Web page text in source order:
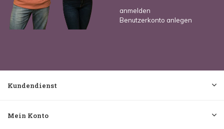
anmelden
Benutzerkonto anlegen
Kundendienst
Mein Konto